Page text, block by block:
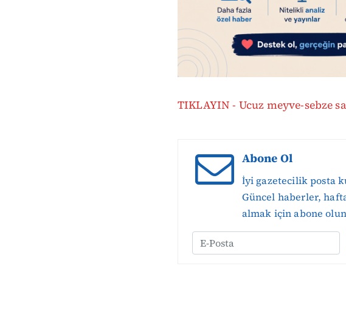
TIKLAYIN - Ucuz meyve-sebze
Abone Ol
İyi gazetecilik posta
Güncel haberler,
almak için abone